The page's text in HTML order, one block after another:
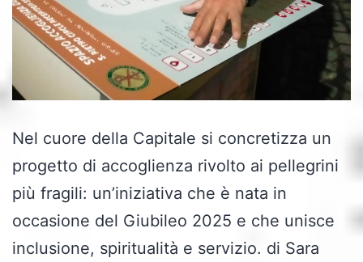
Nel cuore della Capitale si concretizza un
progetto di accoglienza rivolto ai pellegrini
più fragili: un’iniziativa che è nata in
occasione del Giubileo 2025 e che unisce
inclusione, spiritualità e servizio. di Sara